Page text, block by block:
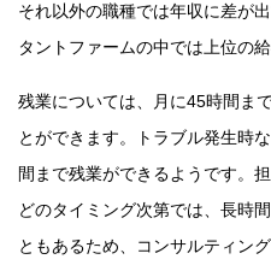
それ以外の職種では年収に差が
タントファームの中では上位の
残業については、月に45時間ま
とができます。トラブル発生時
間まで残業ができるようです。
どのタイミング次第では、長時
ともあるため、コンサルティン